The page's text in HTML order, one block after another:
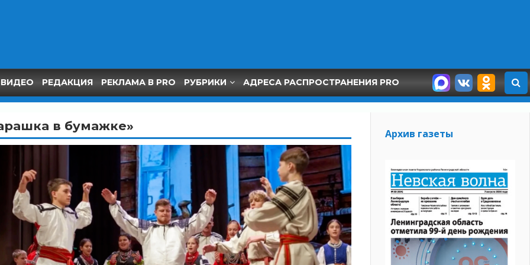
ВИДЕО РЕДАКЦИЯ РЕКЛАМА В PRO РУБРИКИ АДРЕСА РАСПРОСТРАНЕНИЯ PRO
в бумажке»
Архив газеты